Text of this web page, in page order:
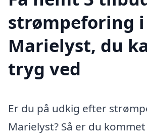
strømpeforing i
Marielyst, du
tryg ved
Er du på udkig efter
Marielyst? Så er du